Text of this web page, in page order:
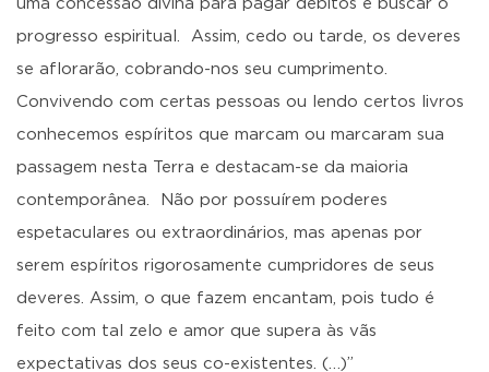
uma concessão divina para pagar débitos e buscar o
progresso espiritual. Assim, cedo ou tarde, os deveres
se aflorarão, cobrando-nos seu cumprimento.
Convivendo com certas pessoas ou lendo certos livros
conhecemos espíritos que marcam ou marcaram sua
passagem nesta Terra e destacam-se da maioria
contemporânea. Não por possuírem poderes
espetaculares ou extraordinários, mas apenas por
serem espíritos rigorosamente cumpridores de seus
deveres. Assim, o que fazem encantam, pois tudo é
feito com tal zelo e amor que supera às vãs
expectativas dos seus co-existentes. (…)”